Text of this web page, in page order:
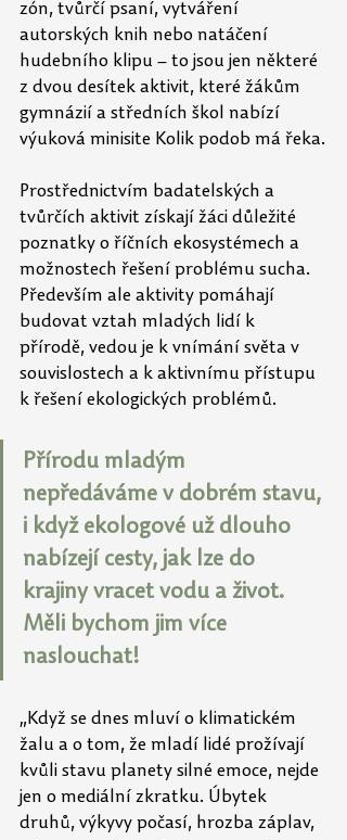
zón, tvůrčí psaní, vytváření
autorských knih nebo natáčení
hudebního klipu – to jsou jen některé
z dvou desítek aktivit, které žákům
gymnázií a středních škol nabízí
výuková minisite Kolik podob má řeka.
Prostřednictvím badatelských a
tvůrčích aktivit získají žáci důležité
poznatky o říčních ekosystémech a
možnostech řešení problému sucha.
Především ale aktivity pomáhají
budovat vztah mladých lidí k
přírodě, vedou je k vnímání světa v
souvislostech a k aktivnímu přístupu
k řešení ekologických problémů.
Přírodu mladým
nepředáváme v dobrém stavu,
i když ekologové už dlouho
nabízejí cesty, jak lze do
krajiny vracet vodu a život.
Měli bychom jim více
naslouchat!
„Když se dnes mluví o klimatickém
žalu a o tom, že mladí lidé prožívají
kvůli stavu planety silné emoce, nejde
jen o mediální zkratku. Úbytek
druhů, výkyvy počasí, hrozba záplav,